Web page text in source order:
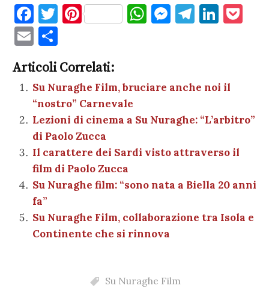
F
a
c
e
b
o
o
k
T
te
r
Pi
es
t
W
A
p
p
M
g
er
T
a
m
Li
dI
n
E
m
ai
l
n
di
vi
di
Articoli Correlati:
Su Nuraghe Film, bruciare anche noi il
“nostro” Carnevale
Lezioni di cinema a Su Nuraghe: “L’arbitro”
di Paolo Zucca
Il carattere dei Sardi visto attraverso il
film di Paolo Zucca
Su Nuraghe film: “sono nata a Biella 20 anni
fa”
Su Nuraghe Film, collaborazione tra Isola e
Continente che si rinnova
Su Nuraghe Film